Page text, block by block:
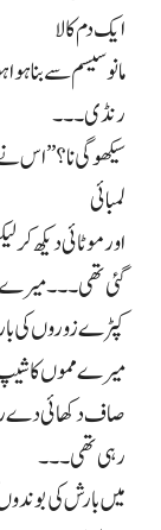
ایک دم کالا
مانو سیسم سے بنا
رنڈی۔۔۔
سیکھو گی نا؟” اس
لمبائی
اور موٹائی دیکھ
گئی تھی۔۔۔
کپڑے زوروں کی
میرے مموں کا
صاف دکھائی دے
رہی تھی۔۔۔
میں بارش کی